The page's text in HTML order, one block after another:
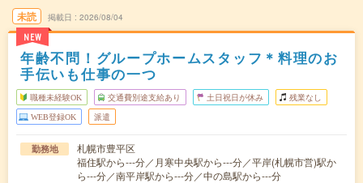
未読
NEW
掲載日 2026/08/04
年齢不問！グループホームスタッフ＊料理のお
手伝いも仕事の一つ
職種未経験OK 交通費別途支給あり 土日祝日が休み 残業なし
WEB登録OK 派遣
勤務地
札幌市豊平区
福住駅から---分／月寒中央駅から---分／平岸(札幌市営)駅か
ら---分／南平岸駅から---分／中の島駅から---分